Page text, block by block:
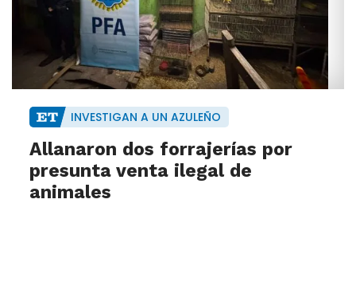
INVESTIGAN A UN AZULEÑO
Allanaron dos forrajerías por
presunta venta ilegal de
animales